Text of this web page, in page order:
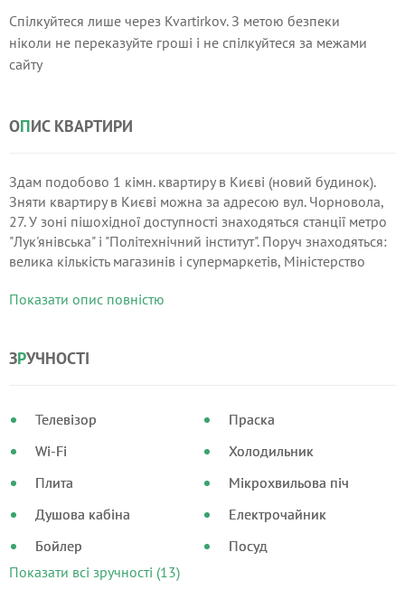
Спілкуйтеся лише через Kvartirkov. З метою безпеки
ніколи не переказуйте гроші і не спілкуйтеся за межами
сайту
ОПИС КВАРТИРИ
Здам подобово 1 кімн. квартиру в Києві (новий будинок).
Зняти квартиру в Києві можна за адресою вул. Чорновола,
27. У зоні пішохідної доступності знаходяться станції метро
"Лук'янівська" і "Політехнічний інститут". Поруч знаходяться:
велика кількість магазинів і супермаркетів, Міністерство
Національний цирк України, лікарня "Охматдит", монастир
банки.
Показати опис повністю
ЗРУЧНОСТІ
Телевізор
Wi-Fi
Плита
Душова кабіна
Бойлер
Праска
Холодильник
Мікрохвильова піч
Електрочайник
Посуд
Показати всі зручності (13)